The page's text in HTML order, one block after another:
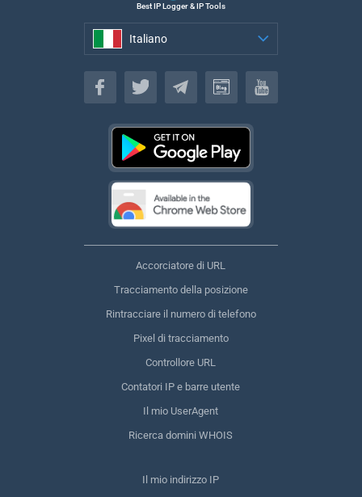
Best IP Logger & IP Tools
Italiano
Italiano
Accorciatore di URL
Tracciamento della posizione
Rintracciare il numero di telefono
Pixel di tracciamento
Controllore URL
Contatori IP e barre utente
Il mio UserAgent
Ricerca domini WHOIS
Il mio indirizzo IP